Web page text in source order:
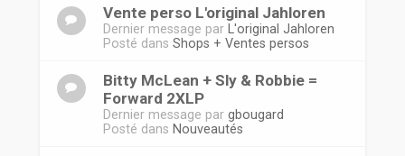
Vente perso L'original Jahloren
Dernier message par
L'original Jahloren
Posté dans Shops + Ventes persos
Bitty McLean + Sly & Robbie =
Forward 2XLP
Dernier message par gbougard
Posté dans Nouveautés